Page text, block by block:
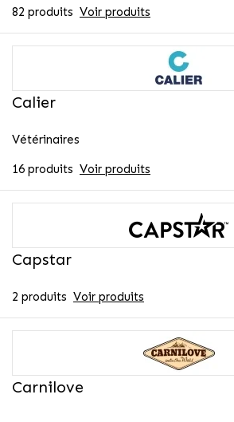
82 produits Voir produits
Calier
Vétérinaires
16 produits Voir produits
Capstar
2 produits Voir produits
Carnilove